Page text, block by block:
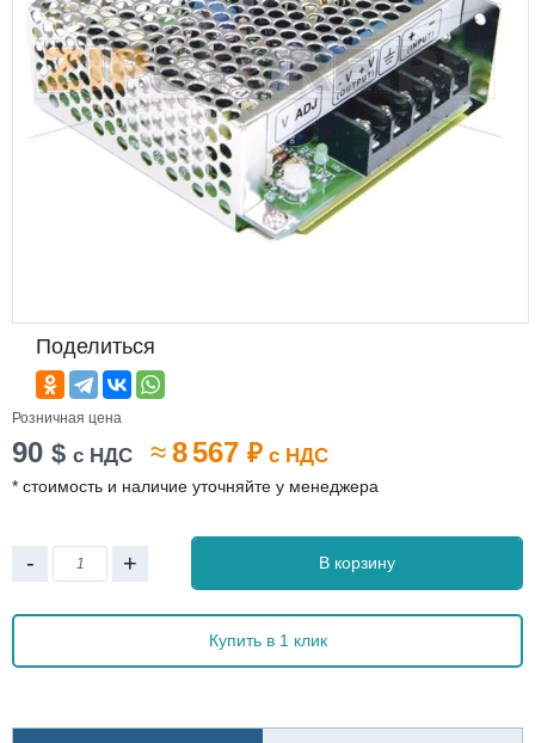
Поделиться
Розничная цена
90 $ с НДС ≈8 567 ₽ с НДС
* стоимость и наличие уточняйте у менеджера
- + В корзину
Купить в 1 клик